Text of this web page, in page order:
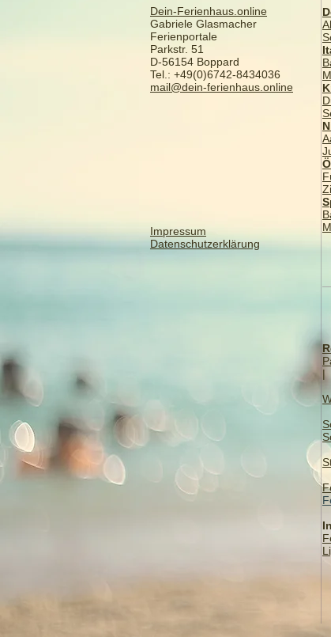
Dein-Ferienhaus.online
Gabriele Glasmacher
Ferienportale
Parkstr. 51
D-56154 Boppard
Tel.: +49(0)6742-8434036
mail@dein-ferienhaus.online
Impressum
Datenschutzerklärung
|